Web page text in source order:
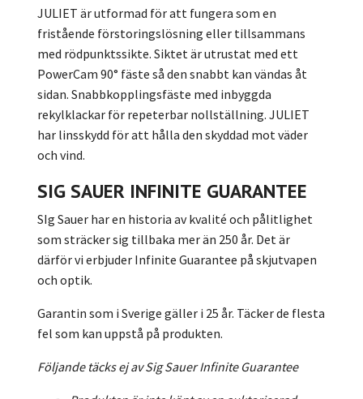
JULIET är utformad för att fungera som en
fristående förstoringslösning eller tillsammans
med rödpunktssikte. Siktet är utrustat med ett
PowerCam 90° fäste så den snabbt kan vändas åt
sidan. Snabbkopplingsfäste med inbyggda
rekylklackar för repeterbar nollställning. JULIET
har linsskydd för att hålla den skyddad mot väder
och vind.
SIG SAUER INFINITE GUARANTEE
SIg Sauer har en historia av kvalité och pålitlighet
som sträcker sig tillbaka mer än 250 år. Det är
därför vi erbjuder Infinite Guarantee på skjutvapen
och optik.
Garantin som i Sverige gäller i 25 år. Täcker de flesta
fel som kan uppstå på produkten.
Följande täcks ej av Sig Sauer Infinite Guarantee